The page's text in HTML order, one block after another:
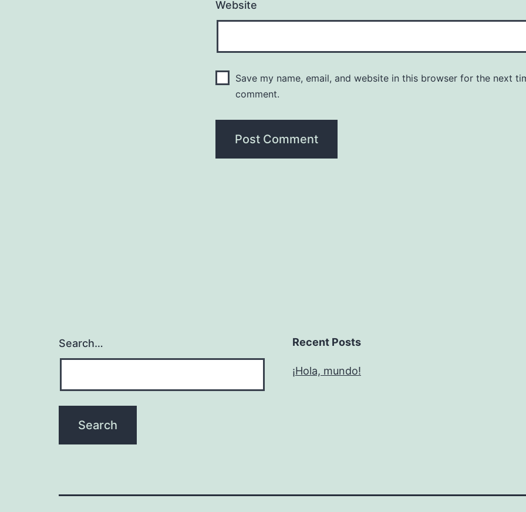
Website
Save my name, email, and website in this browser for the next
comment.
Search… Recent Posts
¡Hola, mundo!